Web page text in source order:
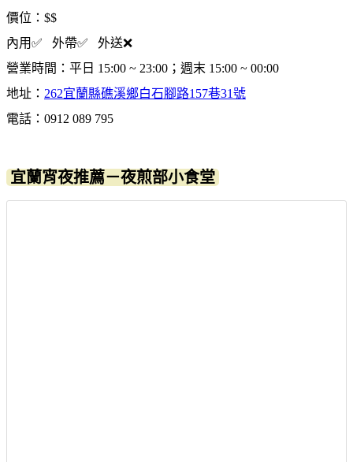
價位：$$
內用✅ 外帶✅ 外送❌
營業時間：平日 15:00 ~ 23:00；週末 15:00 ~ 00:00
地址： 262宜蘭縣礁溪鄉白石腳路157巷31號
電話：0912 089 795
宜蘭宵夜推薦－夜煎部小食堂